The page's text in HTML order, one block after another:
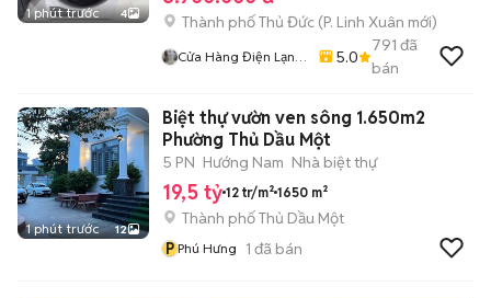
1 phút trước 4 Thành phố Thủ Đức (P. Linh Xuân mới)
Cửa Hàng Điện Lạnh
5.0
791 đã
bán
1 phút trước 12
Biệt thự vườn ven sông 1.650m2
Phường Thủ Dầu Một
5 PN Hướng Nam Nhà biệt thự
19,5 tỷ 12 tr/m² 1650 m²
Thành phố Thủ Dầu Một
P Phú Hưng 1 đã bán